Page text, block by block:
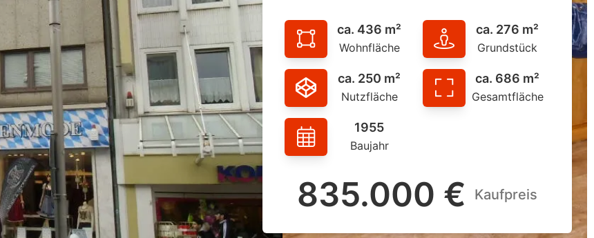
ca. 436 m²
Wohnfläche
ca. 276 m²
Grundstück
ca. 250 m²
Nutzfläche
ca. 686 m²
Gesamtfläche
1955
Baujahr
835.000 € Kaufpreis